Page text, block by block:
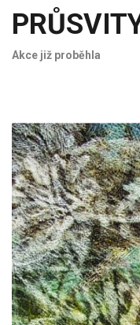
Akce již proběhla